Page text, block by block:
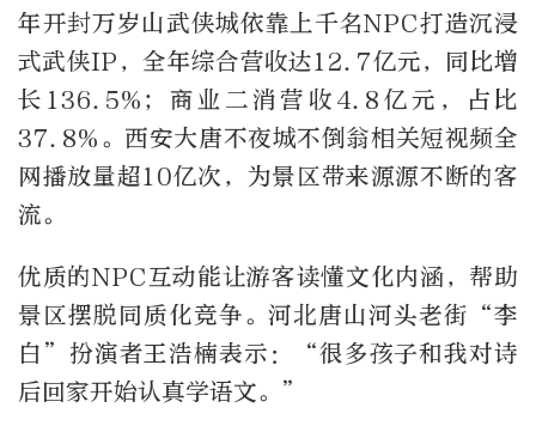
年开封万岁山武侠城依靠上千名NPC打造沉浸
式武侠IP，全年综合营收达12.7亿元，同比增
长136.5%；商业二消营收4.8亿元，占比
37.8%。西安大唐不夜城不倒翁相关短视频全
网播放量超10亿次，为景区带来源源不断的客
流。
优质的NPC互动能让游客读懂文化内涵，帮助
景区摆脱同质化竞争。河北唐山河头老街“李
白”扮演者王浩楠表示：“很多孩子和我对诗
后回家开始认真学语文。”